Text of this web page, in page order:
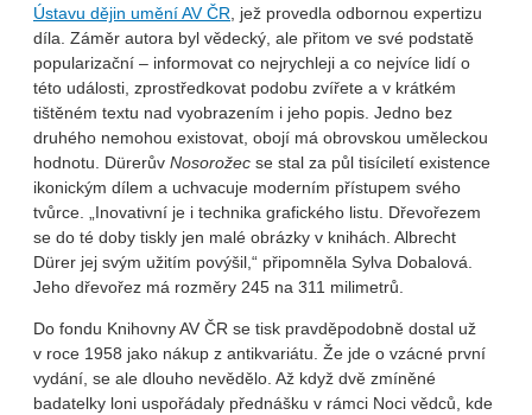
Ústavu dějin umění AV ČR , jež provedla odbornou expertizu
díla. Záměr autora byl vědecký, ale přitom ve své podstatě
popularizační – informovat co nejrychleji a co nejvíce lidí o
této události, zprostředkovat podobu zvířete a v krátkém
tištěném textu nad vyobrazením i jeho popis. Jedno bez
druhého nemohou existovat, obojí má obrovskou uměleckou
hodnotu. Dürerův Nosorožec se stal za půl tisíciletí existence
ikonickým dílem a uchvacuje moderním přístupem svého
tvůrce. „Inovativní je i technika grafického listu. Dřevořezem
se do té doby tiskly jen malé obrázky v knihách. Albrecht
Dürer jej svým užitím povýšil,“ připomněla Sylva Dobalová.
Jeho dřevořez má rozměry 245 na 311 milimetrů.
Do fondu Knihovny AV ČR se tisk pravděpodobně dostal už
v roce 1958 jako nákup z antikvariátu. Že jde o vzácné první
vydání, se ale dlouho nevědělo. Až když dvě zmíněné
badatelky loni uspořádaly přednášku v rámci Noci vědců, kde